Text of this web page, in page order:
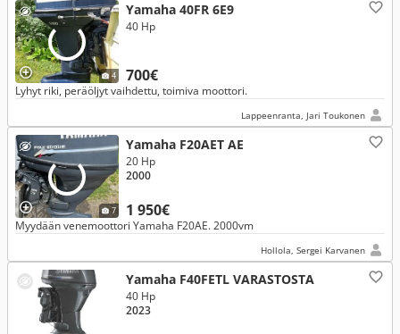
4
Yamaha 40FR 6E9
700€
40 Hp
Lyhyt riki, peräöljyt vaihdettu, toimiva moottori.
Lappeenranta, Jari Toukonen
7
Yamaha F20AET AE
1 950€
20 Hp
2000
Myydään venemoottori Yamaha F20AE. 2000vm
Hollola, Sergei Karvanen
Yamaha F40FETL VARASTOSTA
40 Hp
2023